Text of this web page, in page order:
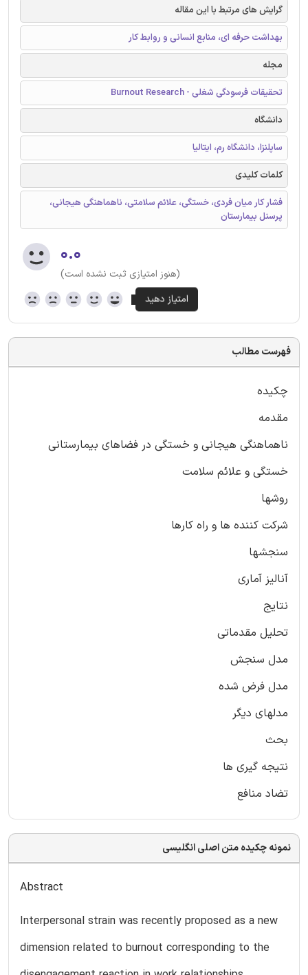
گرایش های مرتبط با این مقاله
بهداشت حرفه ای، منابع انسانی و روابط کار
مجله
تحقیقات فرسودگی شغلی - Burnout Research
دانشگاه
ساپلنزا، دانشگاه رم، ایتالیا
کلمات کلیدی
فشار کار میان فردی، خستگی، علائم سلامتی، ناهماهنگی هیجانی،
پرسنل بیمارستان
۰.۰
(هنوز امتیازی ثبت نشده است)
فهرست مطالب
چکیده
مقدمه
ناهماهنگی هیجانی و خستگی در فضاهای بیمارستانی
خستگی و علائم سلامت
روشها
شرکت کننده ها و راه کارها
سنجشها
آنالیز آماری
نتایج
تحلیل مقدماتی
مدل سنجش
مدل فرض شده
مدلهای دیگر
بحث
نتیجه گیری ها
تضاد منافع
نمونه چکیده متن اصلی انگلیسی
Abstract
Interpersonal strain was recently proposed as a new
dimension related to burnout corresponding to the